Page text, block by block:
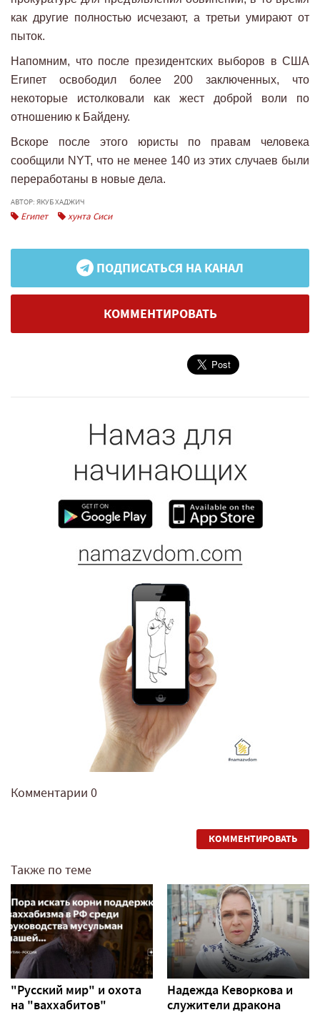
как другие полностью исчезают, а третьи умирают от
пыток.
Напомним, что после президентских выборов в США
Египет освободил более 200 заключенных, что
некоторые истолковали как жест доброй воли по
отношению к Байдену.
Вскоре после этого юристы по правам человека
сообщили NYT, что не менее 140 из этих случаев были
переработаны в новые дела.
АВТОР: ЯКУБ ХАДЖИЧ
Египет хунта Сиси
ПОДПИСАТЬСЯ НА КАНАЛ
КОММЕНТИРОВАТЬ
Комментарии 0
КОММЕНТИРОВАТЬ
Также по теме
"Русский мир" и охота
на "ваххабитов"
Надежда Кеворкова и
служители дракона